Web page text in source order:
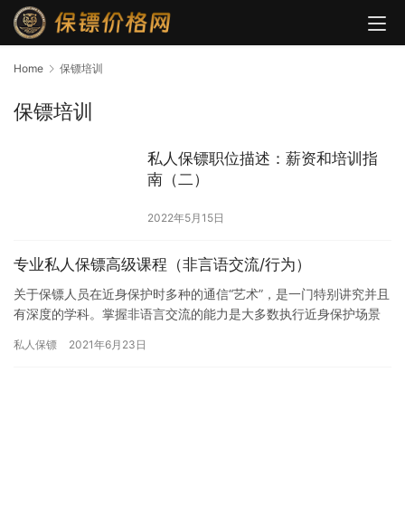
Home 保镖培训
保镖培训
私人保镖职位描述：薪资和培训指
南（二）
2022年5月15日
专业私人保镖高级课程（非言语交流/行为）
关于保镖人员在近身保护时多种的通信“艺术”，是一门特别讲究并且
有深度的学科。掌握非语言交流的能力是大多数执行近身保护场景
私人保镖 2021年6月23日